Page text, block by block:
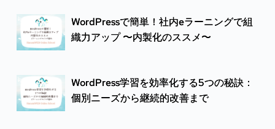
WordPressで簡単！社内eラーニングで組
織力アップ 〜内製化のススメ〜
WordPress学習を効率化する5つの秘訣：
個別ニーズから継続的改善まで